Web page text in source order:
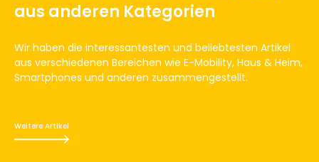
aus anderen Kategorien
Wir haben die interessantesten und beliebtesten Artikel
aus verschiedenen Bereichen wie E-Mobility, Haus & Heim,
Smartphones und anderen zusammengestellt.
Weitere Artikel